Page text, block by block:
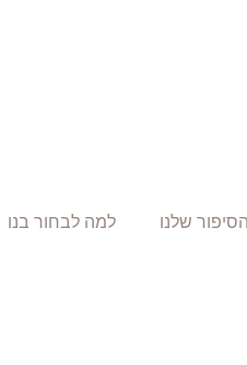
הסיפור שלנו למה לבחור בנו